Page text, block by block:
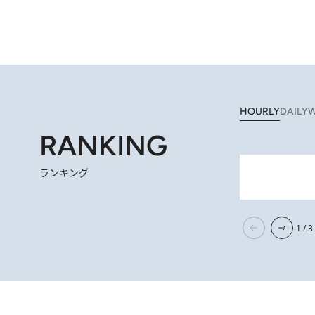
RANKING
ランキング
HOURLYDAILY
1 / 3